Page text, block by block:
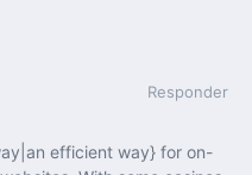
Responder
efficient way} for on-